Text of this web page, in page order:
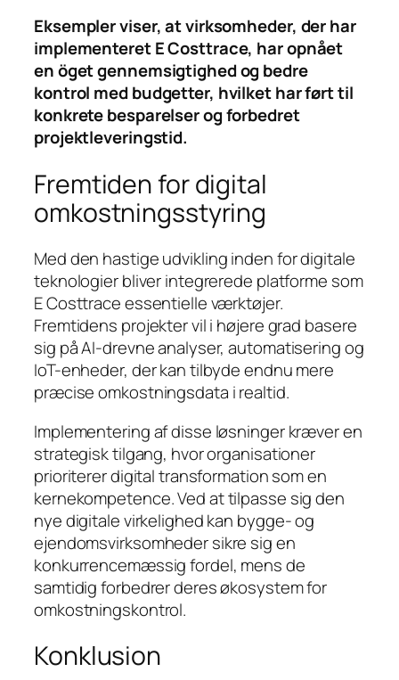
Eksempler viser, at virksomheder, der har
implementeret E Costtrace, har opnået
en öget gennemsigtighed og bedre
kontrol med budgetter, hvilket har ført til
konkrete besparelser og forbedret
projektleveringstid.
Fremtiden for digital
omkostningsstyring
Med den hastige udvikling inden for digitale
teknologier bliver integrerede platforme som
E Costtrace essentielle værktøjer.
Fremtidens projekter vil i højere grad basere
sig på AI-drevne analyser, automatisering og
IoT-enheder, der kan tilbyde endnu mere
præcise omkostningsdata i realtid.
Implementering af disse løsninger kræver en
strategisk tilgang, hvor organisationer
prioriterer digital transformation som en
kernekompetence. Ved at tilpasse sig den
nye digitale virkelighed kan bygge- og
ejendomsvirksomheder sikre sig en
konkurrencemæssig fordel, mens de
samtidig forbedrer deres økosystem for
omkostningskontrol.
Konklusion